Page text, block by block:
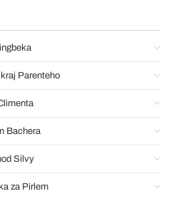
Parenteho
Bachera
Silvy
za Pirlem